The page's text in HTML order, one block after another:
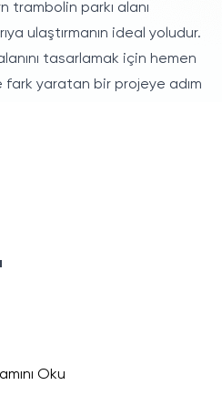
trambolin parkı alanı
ulaştırmanın ideal yoludur.
tasarlamak için hemen
yaratan bir projeye adım
Oku